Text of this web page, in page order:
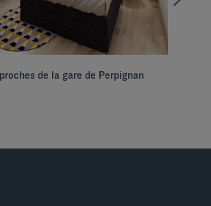
de la gare de Perpignan